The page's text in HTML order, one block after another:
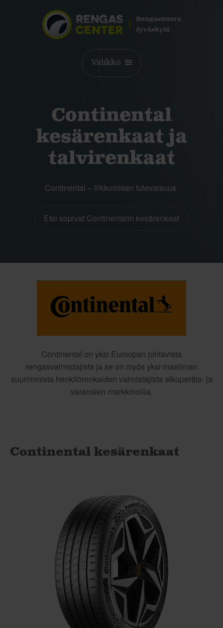
Rengasnuora
Jyväskylä
Valikko
Continental
kesärenkaat ja
talvirenkaat
Continental – liikkumisen tulevaisuus.
Etsi sopivat Continentalin kesärenkaat
Continental on yksi Euroopan johtavista
rengasvalmistajista ja se on myös yksi maailman
suurimmista henkilörenkaiden valmistajista alkuperäis- ja
varaosien markkinoilla.
Continental kesärenkaat